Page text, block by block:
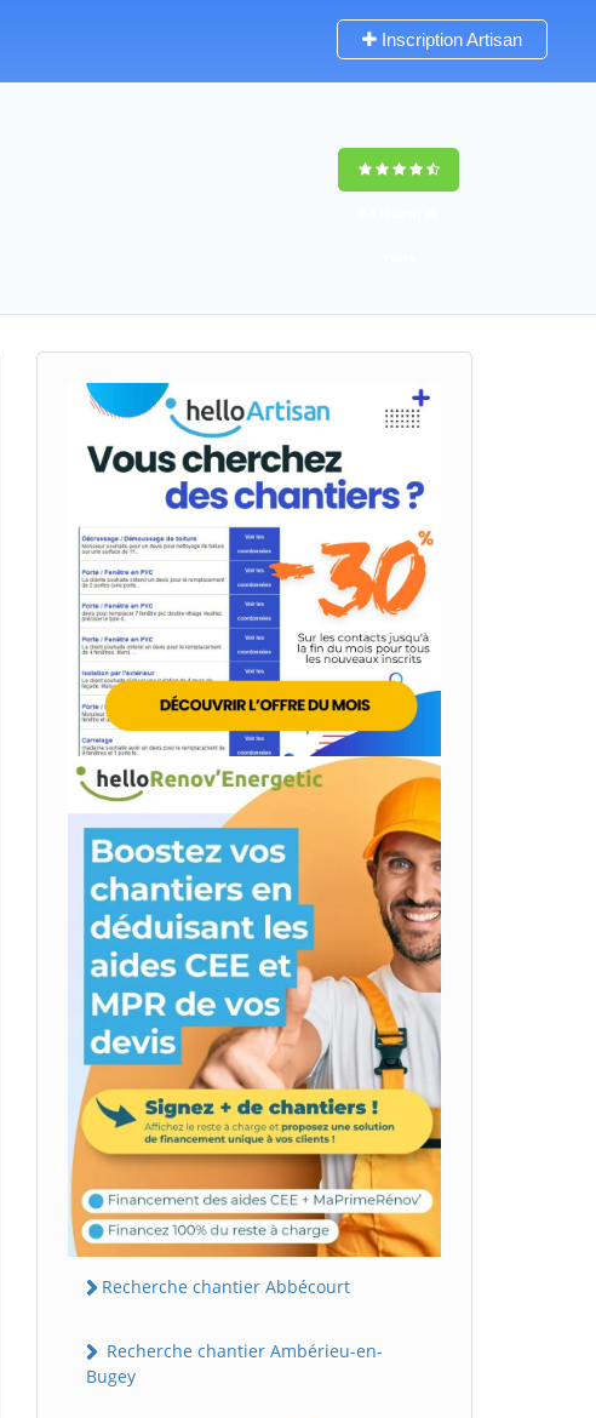
Inscription Artisan
Recherche chantier Abbécourt
Recherche chantier Ambérieu-en-
Bugey